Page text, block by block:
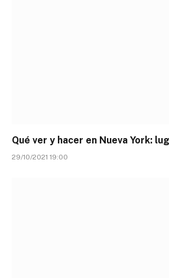
Qué ver y hacer en Nueva York:
29/10/2021 19:00